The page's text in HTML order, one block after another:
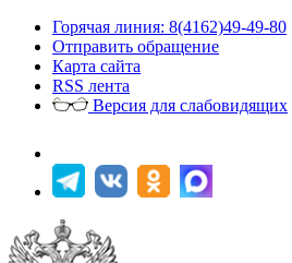
Горячая линия: 8(4162)49-49-80
Отправить обращение
Карта сайта
RSS лента
Версия для слабовидящих